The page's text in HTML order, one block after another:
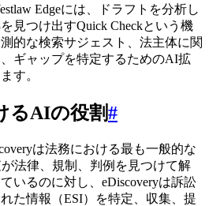
Edgeには、ドラフトを分析し
見つけ出すQuick Checkという機
的な検索サジェスト、法主体に関
ギャップを特定するためのAI拡
す。
るAIの役割#
は法務における最も一般的な
法律、規制、判例を見つけて解
いるのに対し、eDiscoveryは訴訟
た情報（ESI）を特定、収集、提